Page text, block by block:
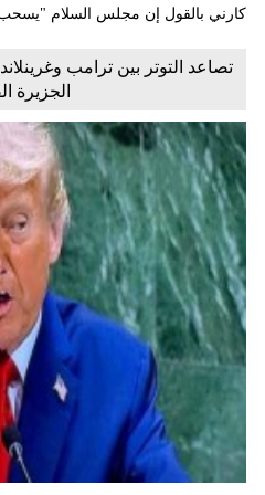
كارني بالقول إن مجلس السلام "يسحب
تصاعد التوتر بين ترامب
الجزيرة